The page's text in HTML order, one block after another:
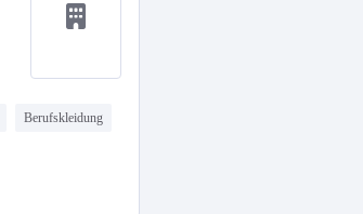
Berufskleidung